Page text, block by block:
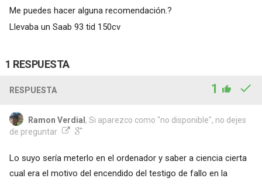
Me puedes hacer alguna recomendación.?
Llevaba un Saab 93 tid 150cv
1 RESPUESTA
RESPUESTA 1
Ramon Verdial , Si aparezco como "no disponible", no dejes
de preguntar
Lo suyo sería meterlo en el ordenador y saber a ciencia cierta
cual era el motivo del encendido del testigo de fallo en la